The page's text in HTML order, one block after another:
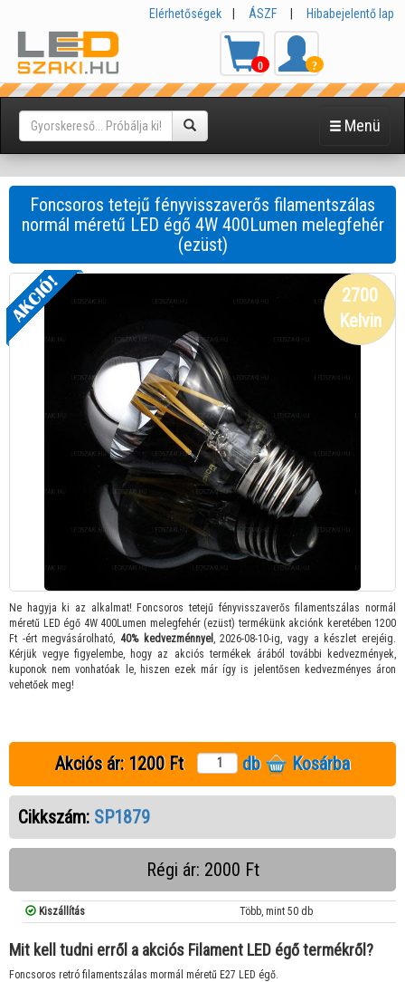
Elérhetőségek ÁSZF Hibabejelentő lap
0 ?
Menü
Foncsoros tetejű fényvisszaverős filamentszálas
normál méretű LED égő 4W 400Lumen melegfehér
(ezüst)
2700
Kelvin
Ne hagyja ki az alkalmat! Foncsoros tetejű fényvisszaverős filamentszálas normál
méretű LED égő 4W 400Lumen melegfehér (ezüst) termékünk akciónk keretében 1200
Ft -ért megvásárolható, 40% kedvezménnyel , 2026-08-10-ig, vagy a készlet erejéig.
Kérjük vegye figyelembe, hogy az akciós termékek árából további kedvezmények,
kuponok nem vonhatóak le, hiszen ezek már így is jelentősen kedvezményes áron
vehetőek meg!
Akciós ár: 1200 Ft db Kosárba
Cikkszám: SP1879
Régi ár: 2000 Ft
Kiszállítás Több, mint 50 db
Mit kell tudni erről a akciós Filament LED égő termékről?
Foncsoros retró filamentszálas mormál méretű E27 LED égő.